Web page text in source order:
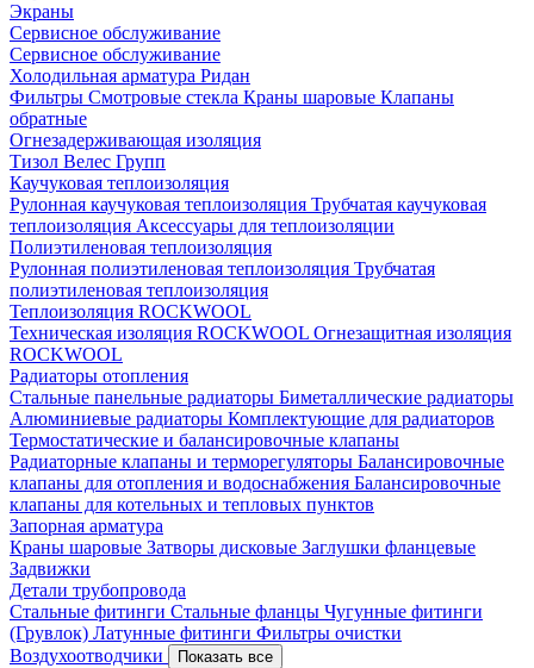
Экраны
Сервисное обслуживание
Сервисное обслуживание
Холодильная арматура Ридан
Фильтры Смотровые стекла Краны шаровые Клапаны
обратные
Огнезадерживающая изоляция
Тизол Велес Групп
Каучуковая теплоизоляция
Рулонная каучуковая теплоизоляция Трубчатая каучуковая
теплоизоляция Аксессуары для теплоизоляции
Полиэтиленовая теплоизоляция
Рулонная полиэтиленовая теплоизоляция Трубчатая
полиэтиленовая теплоизоляция
Теплоизоляция ROCKWOOL
Техническая изоляция ROCKWOOL Огнезащитная изоляция
ROCKWOOL
Радиаторы отопления
Стальные панельные радиаторы Биметаллические радиаторы
Алюминиевые радиаторы Комплектующие для радиаторов
Термостатические и балансировочные клапаны
Радиаторные клапаны и терморегуляторы Балансировочные
клапаны для отопления и водоснабжения Балансировочные
клапаны для котельных и тепловых пунктов
Запорная арматура
Краны шаровые Затворы дисковые Заглушки фланцевые
Задвижки
Детали трубопровода
Стальные фитинги Стальные фланцы Чугунные фитинги
(Грувлок) Латунные фитинги Фильтры очистки
Воздухоотводчики
Показать все